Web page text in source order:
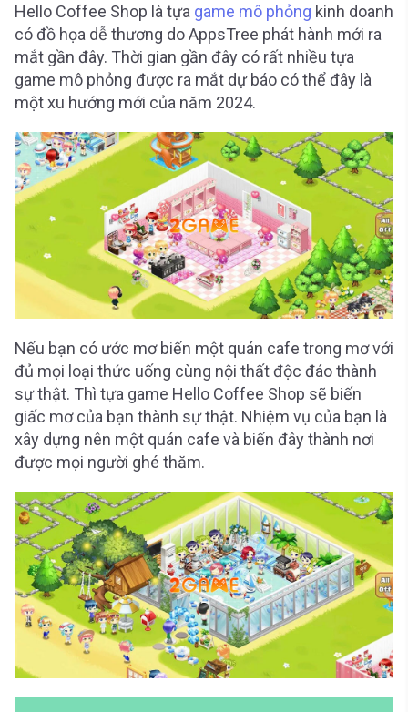
Hello Coffee Shop là tựa game mô phỏng kinh doanh
có đồ họa dễ thương do AppsTree phát hành mới ra
mắt gần đây. Thời gian gần đây có rất nhiều tựa
game mô phỏng được ra mắt dự báo có thể đây là
một xu hướng mới của năm 2024.
Nếu bạn có ước mơ biến một quán cafe trong mơ với
đủ mọi loại thức uống cùng nội thất độc đáo thành
sự thật. Thì tựa game Hello Coffee Shop sẽ biến
giấc mơ của bạn thành sự thật. Nhiệm vụ của bạn là
xây dựng nên một quán cafe và biến đây thành nơi
được mọi người ghé thăm.